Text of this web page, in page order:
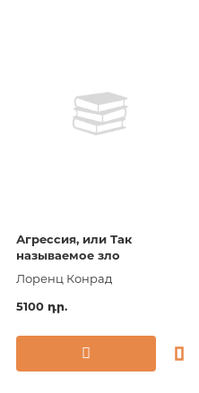
Агрессия, или Так
называемое зло
Лоренц Конрад
5100 դր.